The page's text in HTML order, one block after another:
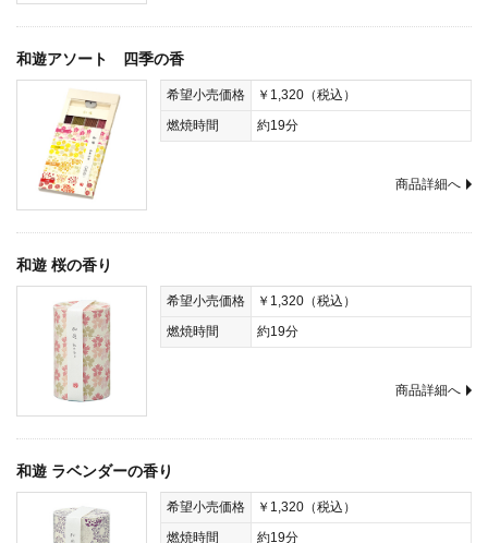
和遊アソート 四季の香
希望小売価格
￥1,320（税込）
燃焼時間
約19分
商品詳細へ
和遊 桜の香り
希望小売価格
￥1,320（税込）
燃焼時間
約19分
商品詳細へ
和遊 ラベンダーの香り
希望小売価格
￥1,320（税込）
燃焼時間
約19分